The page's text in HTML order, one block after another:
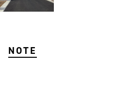
NOTE